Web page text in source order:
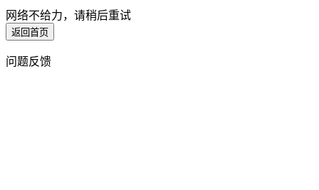
网络不给力，请稍后重试
返回首页
问题反馈